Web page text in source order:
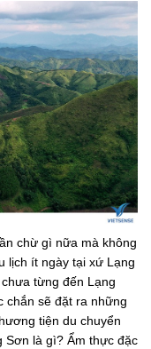
chừ gì nữa mà không
lịch ít ngày tại xứ Lạng
từng đến Lạng
chắn sẽ đặt ra những
tiện du chuyển
Sơn là gì? Ẩm thực đặc